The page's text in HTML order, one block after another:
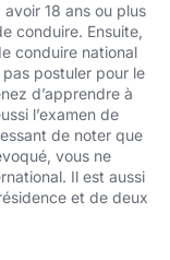
18 ans ou plus
conduire. Ensuite,
conduire national
postuler pour le
d’apprendre à
l’examen de
de noter que
vous ne
Il est aussi
et de deux